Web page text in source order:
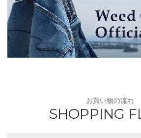
お買い物の流れ
SHOPPING